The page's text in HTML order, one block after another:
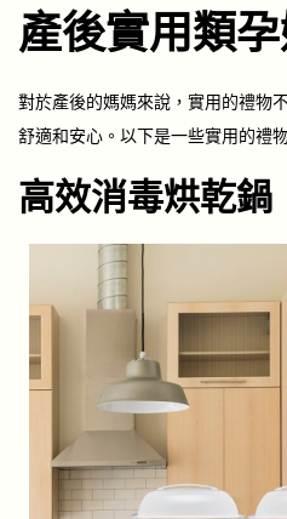
產後實用類
對於產後的媽媽來說，實用的禮物
舒適和安心。以下是一些實用的禮
高效消毒烘乾鍋